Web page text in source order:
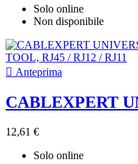
Solo online
Non disponibile
 Anteprima
CABLEXPERT
12,61 €
Solo online